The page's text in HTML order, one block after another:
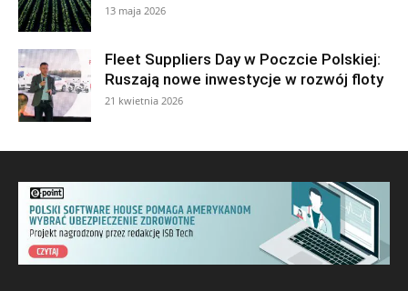
13 maja 2026
Fleet Suppliers Day w Poczcie Polskiej:
Ruszają nowe inwestycje w rozwój floty
21 kwietnia 2026